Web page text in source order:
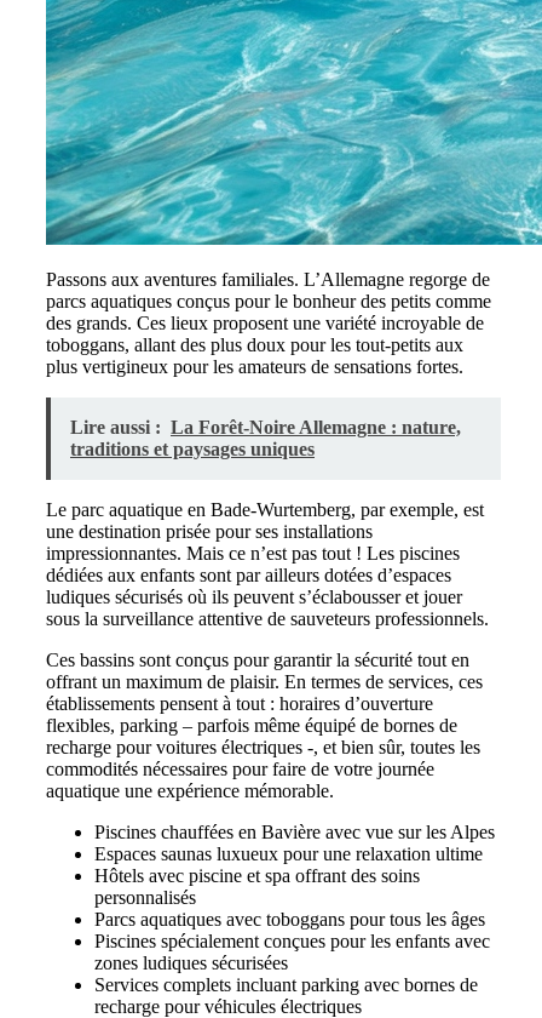
Passons aux aventures familiales. L’Allemagne regorge de
parcs aquatiques conçus pour le bonheur des petits comme
des grands. Ces lieux proposent une variété incroyable de
toboggans, allant des plus doux pour les tout-petits aux
plus vertigineux pour les amateurs de sensations fortes.
Lire aussi : La Forêt-Noire Allemagne : nature,
traditions et paysages uniques
Le parc aquatique en Bade-Wurtemberg, par exemple, est
une destination prisée pour ses installations
impressionnantes. Mais ce n’est pas tout ! Les piscines
dédiées aux enfants sont par ailleurs dotées d’espaces
ludiques sécurisés où ils peuvent s’éclabousser et jouer
sous la surveillance attentive de sauveteurs professionnels.
Ces bassins sont conçus pour garantir la sécurité tout en
offrant un maximum de plaisir. En termes de services, ces
établissements pensent à tout : horaires d’ouverture
flexibles, parking – parfois même équipé de bornes de
recharge pour voitures électriques -, et bien sûr, toutes les
commodités nécessaires pour faire de votre journée
aquatique une expérience mémorable.
Piscines chauffées en Bavière avec vue sur les Alpes
Espaces saunas luxueux pour une relaxation ultime
Hôtels avec piscine et spa offrant des soins
personnalisés
Parcs aquatiques avec toboggans pour tous les âges
Piscines spécialement conçues pour les enfants avec
zones ludiques sécurisées
Services complets incluant parking avec bornes de
recharge pour véhicules électriques